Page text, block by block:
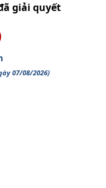
giải quyết
07/08/2026)